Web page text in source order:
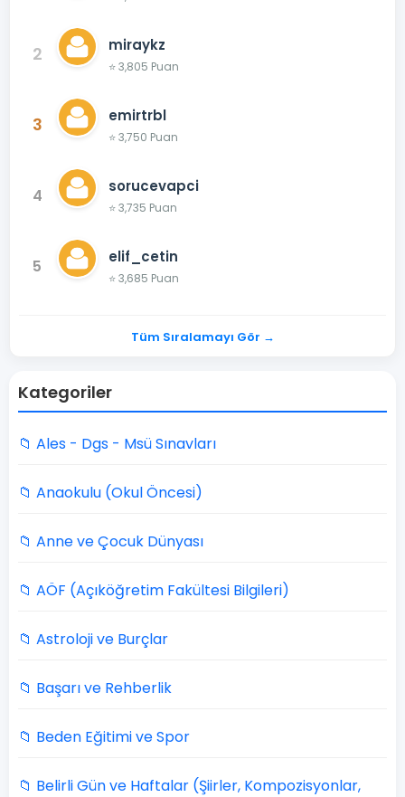
2 miraykz
⭐ 3,805 Puan
3 emirtrbl
⭐ 3,750 Puan
4 sorucevapci
⭐ 3,735 Puan
5 elif_cetin
⭐ 3,685 Puan
Tüm Sıralamayı Gör →
Kategoriler
📁 Ales - Dgs - Msü Sınavları
📁 Anaokulu (Okul Öncesi)
📁 Anne ve Çocuk Dünyası
📁 AÖF (Açıköğretim Fakültesi Bilgileri)
📁 Astroloji ve Burçlar
📁 Başarı ve Rehberlik
📁 Beden Eğitimi ve Spor
📁 Belirli Gün ve Haftalar (Şiirler, Kompozisyonlar,